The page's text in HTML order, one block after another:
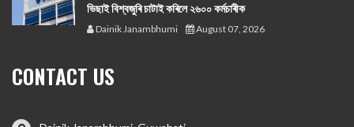
ভিছাই বিশ্বজুৰি চাটাই কৰিলে ২৬০০ কৰ্মচাৰীক
Dainik Janambhumi August 07, 2026
CONTACT US